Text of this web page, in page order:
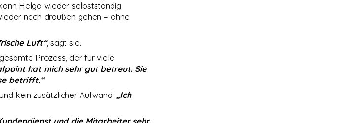
Helga wieder selbstständig
nach draußen gehen – ohne
Luft“, sagt sie.
Prozess, der für viele
hat mich sehr gut betreut. Sie
betrifft.“
kein zusätzlicher Aufwand.„Ich